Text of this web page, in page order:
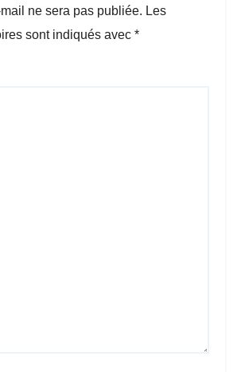
ne sera pas publiée. Les
sont indiqués avec *